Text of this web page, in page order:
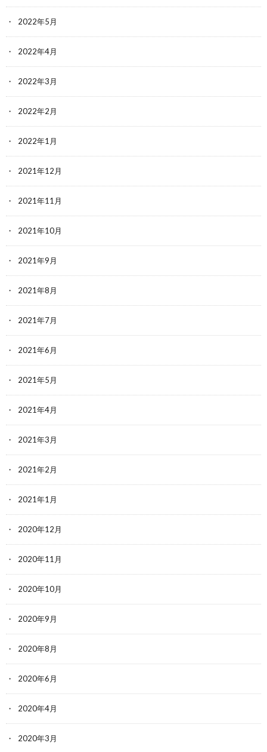
2022年5月
2022年4月
2022年3月
2022年2月
2022年1月
2021年12月
2021年11月
2021年10月
2021年9月
2021年8月
2021年7月
2021年6月
2021年5月
2021年4月
2021年3月
2021年2月
2021年1月
2020年12月
2020年11月
2020年10月
2020年9月
2020年8月
2020年6月
2020年4月
2020年3月